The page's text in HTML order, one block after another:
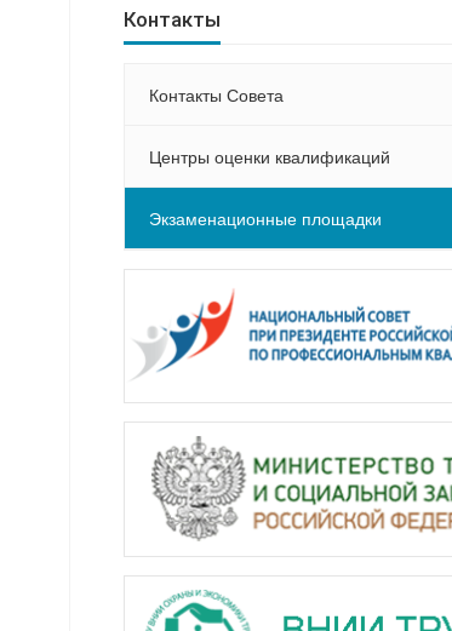
Контакты
Контакты Совета
Центры оценки квалификаций
Экзаменационные площадки